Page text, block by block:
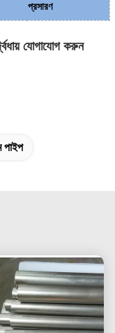
প্রসারণ
যোগাযোগ করুন
পাইপ